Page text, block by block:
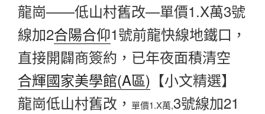
龍崗——低山村舊改—單價1.X萬3號
線加2合陽合仰1號前龍快線地鐵口，
直接開闢商簽約，已年夜面積清空
合輝國家美學館(A區) 【小文精選】
龍崗低山村舊改， 單價1.X萬,3號線加21